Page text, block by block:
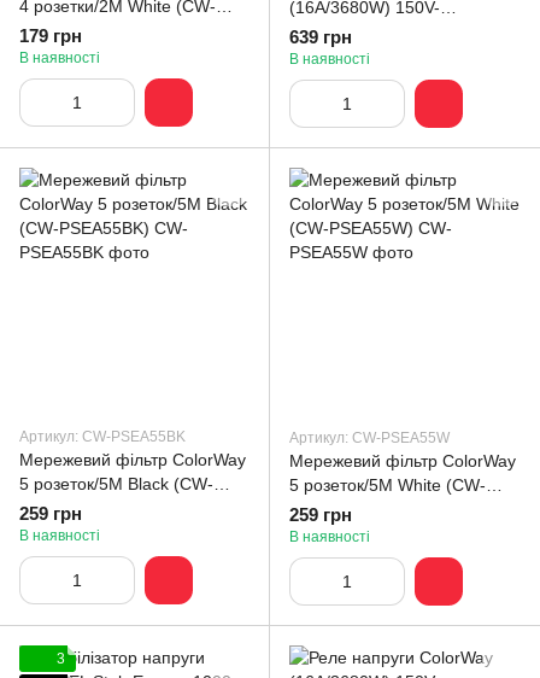
4 розетки/2M White (CW-
PSEA42W)
179 грн
В наявності
(16A/3680W) 150V-
210V/230V-280V DS2 White
(CW-VR16-02D)
639 грн
В наявності
Артикул: CW-PSEA55BK
Мережевий фільтр СolorWay
5 розеток/5M Black (CW-
PSEA55BK)
259 грн
В наявності
Артикул: CW-PSEA55W
Мережевий фільтр СolorWay
5 розеток/5M White (CW-
PSEA55W)
259 грн
В наявності
3